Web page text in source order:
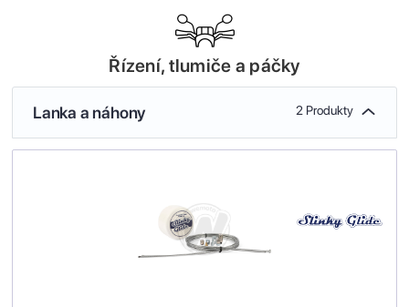
Řízení, tlumiče a páčky
Lanka a náhony 2 Produkty